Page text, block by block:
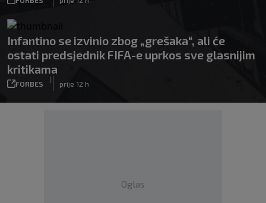
Infantino se izvinio zbog „grešaka“, ali će
ostati predsjednik FIFA-e uprkos sve glasnijim
kritikama
FORBES
|
prije 12 h
Oglas